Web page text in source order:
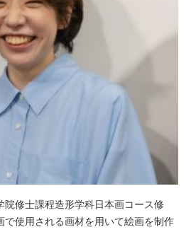
院修士課程造形学科日本画コース修
で使用される画材を用いて絵画を制作